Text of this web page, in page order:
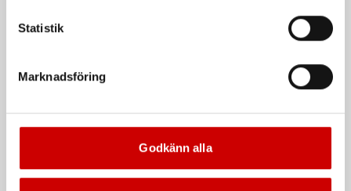
Statistik
Marknadsföring
Godkänn alla
Drying Towel Perfect Microfiberduk Basic
De som köpte, köpte även